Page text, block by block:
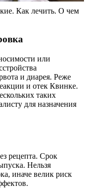
Как лечить. О чем
или
и диарея. Реже
и отек Квинке.
таких
для назначения
рецепта. Срок
Нельзя
иначе велик риск